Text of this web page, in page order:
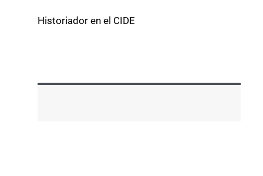
Historiador en el CIDE